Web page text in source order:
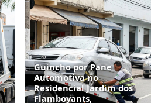
Guincho por Pane
Automotiva no
Residencial Jardim dos
Flamboyants,